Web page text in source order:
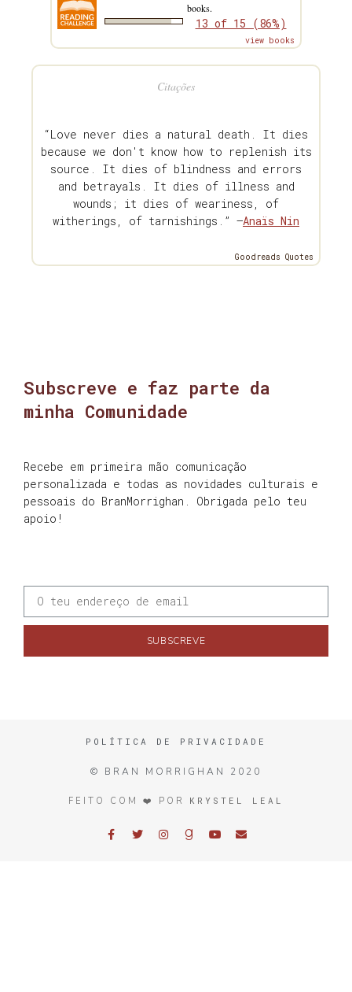
books.
13 of 15 (86%)
view books
Citações
“Love never dies a natural death. It dies
because we don't know how to replenish its
source. It dies of blindness and errors
and betrayals. It dies of illness and
wounds; it dies of weariness, of
witherings, of tarnishings.” —Anaïs Nin
Goodreads Quotes
Subscreve e faz parte da
minha Comunidade
Recebe em primeira mão comunicação
personalizada e todas as novidades culturais e
pessoais do BranMorrighan. Obrigada pelo teu
apoio!
SUBSCREVE
POLÍTICA DE PRIVACIDADE
© BRAN MORRIGHAN 2020
FEITO COM ❤️ POR KRYSTEL LEAL